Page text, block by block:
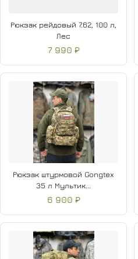
Рюкзак рейдовый 7.62, 100 л,
Лес
7 990 ₽
Рюкзак штурмовой Gongtex
35 л Мультик...
6 900 ₽